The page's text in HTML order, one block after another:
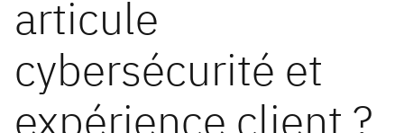
articule
cybersécurité et
expérience client ?